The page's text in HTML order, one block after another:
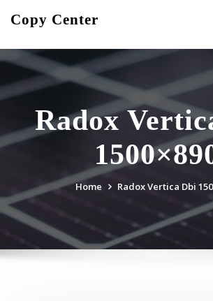
Copy Center
Radox
Home Radox Vertica Dbi